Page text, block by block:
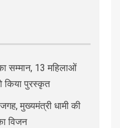
सम्मान, 13 महिलाओं
किया पुरस्कृत
मुख्यमंत्री धामी की
विजन